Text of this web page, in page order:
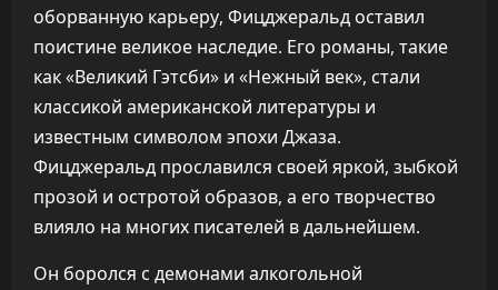
оборванную карьеру, Фицджеральд оставил
поистине великое наследие. Его романы, такие
как «Великий Гэтсби» и «Нежный век», стали
классикой американской литературы и
известным символом эпохи Джаза.
Фицджеральд прославился своей яркой, зыбкой
прозой и остротой образов, а его творчество
влияло на многих писателей в дальнейшем.
Он боролся с демонами алкогольной